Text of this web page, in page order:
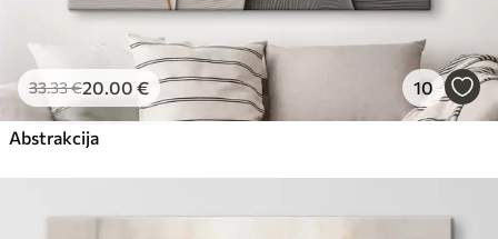
33.33€20.00 € 10
Abstrakcija